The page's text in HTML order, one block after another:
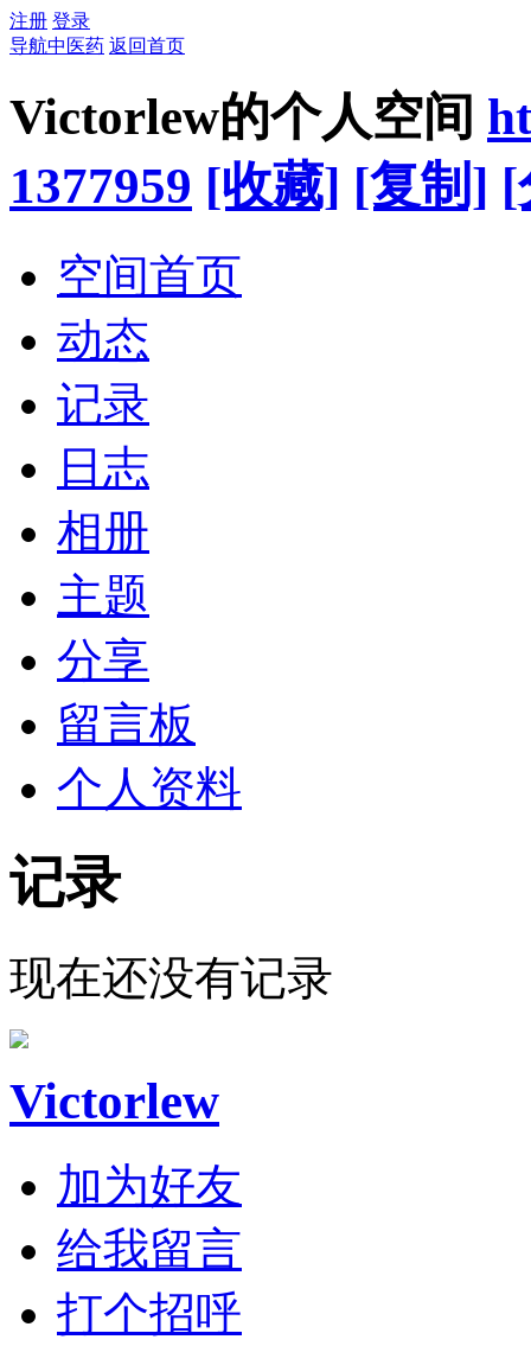
注册 登录
导航中医药 返回首页
Victorlew的个人空间
1377959 [收藏] [复制] [
空间首页
动态
记录
日志
相册
主题
分享
留言板
个人资料
记录
现在还没有记录
Victorlew
加为好友
给我留言
打个招呼